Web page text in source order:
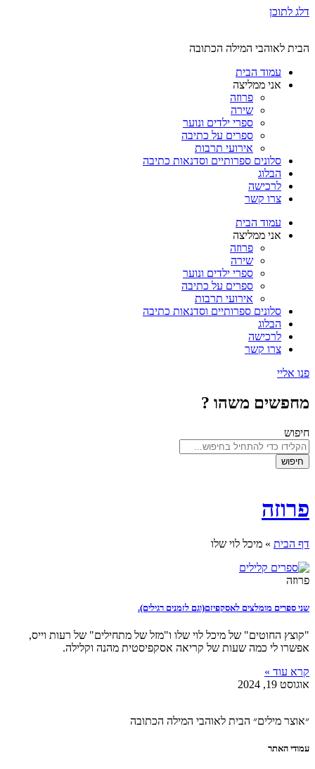
דלג לתוכן
הבית לאוהבי המילה הכתובה
עמוד הבית
אני ממליצה
פרוזה
שירה
ספרי ילדים ונוער
ספרים על כתיבה
אירועי תרבות
סלונים ספרותיים וסדנאות כתיבה
הבלוג
לרכישה
צרו קשר
עמוד הבית
אני ממליצה
פרוזה
שירה
ספרי ילדים ונוער
ספרים על כתיבה
אירועי תרבות
סלונים ספרותיים וסדנאות כתיבה
הבלוג
לרכישה
צרו קשר
פנו אליי
מחפשים משהו ?
חיפוש
חיפוש
פרוזה
דף הבית » מיכל לוי שלו
פרוזה
שני ספרים מומלצים לאסקפיזם(וגם לזמנים רגילים).
"קוצץ החוטים" של מיכל לוי שלו ו"מזל של מתחילים" של רעות וייס,
אפשרו לי כמה שעות של קריאה אסקפיסטית מהנה וקלילה.
קרא עוד »
אוגוסט 19, 2024
״אוצר מילים״ הבית לאוהבי המילה הכתובה
עמודי האתר